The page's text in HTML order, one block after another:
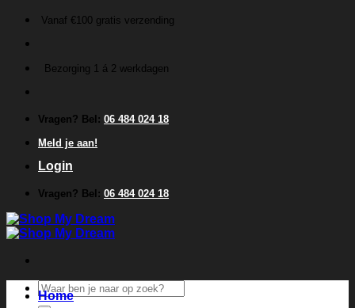
inhoud
Vanaf €100 gratis verzending
Bezorging 1 á 2 werkdagen
Vragen? Bel: 06 484 024 18
Meld je aan!
Login
Vragen? Bel: 06 484 024 18
Zoeken
naar:
Home